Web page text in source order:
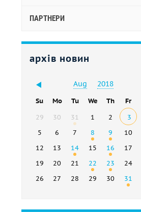
ПАРТНЕРИ
архів новин
Aug 2018
Su Mo Tu We Th Fr
29
30 31 1 2 3
5
6 7 8 9 10
12
13 14 15 16 17
19
20 21 22 23 24
26
27 28 29 30 31